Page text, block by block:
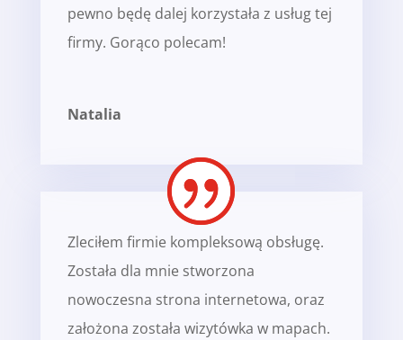
pewno będę dalej korzystała z usług tej
firmy. Gorąco polecam!
Natalia
Zleciłem firmie kompleksową obsługę.
Została dla mnie stworzona
nowoczesna strona internetowa, oraz
założona została wizytówka w mapach.